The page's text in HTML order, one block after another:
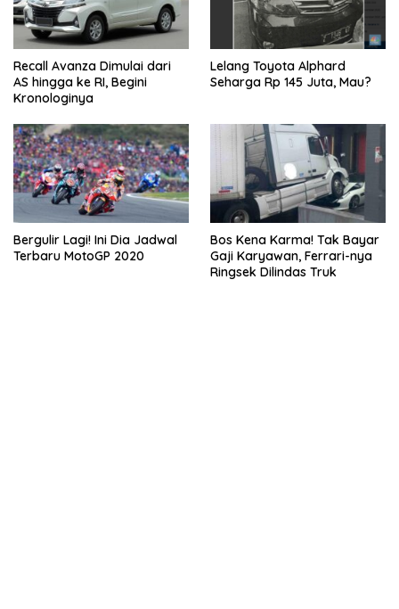
Recall Avanza Dimulai dari
AS hingga ke RI, Begini
Kronologinya
Lelang Toyota Alphard
Seharga Rp 145 Juta, Mau?
Bergulir Lagi! Ini Dia Jadwal
Terbaru MotoGP 2020
Bos Kena Karma! Tak Bayar
Gaji Karyawan, Ferrari-nya
Ringsek Dilindas Truk